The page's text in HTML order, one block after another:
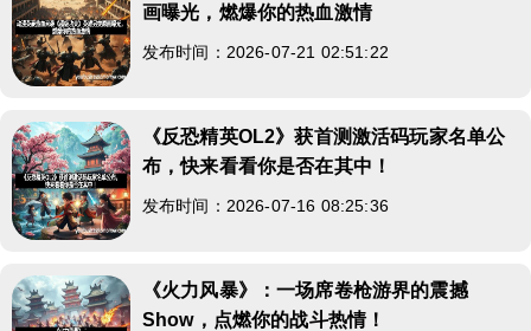
画曝光，燃爆你的热血激情
发布时间：2026-07-21 02:51:22
《反恐精英OL2》获首测激活码玩家名单公
布，快来看看你是否在其中！
发布时间：2026-07-16 08:25:36
《火力风暴》：一场席卷枪游界的震撼
Show，点燃你的战斗热情！